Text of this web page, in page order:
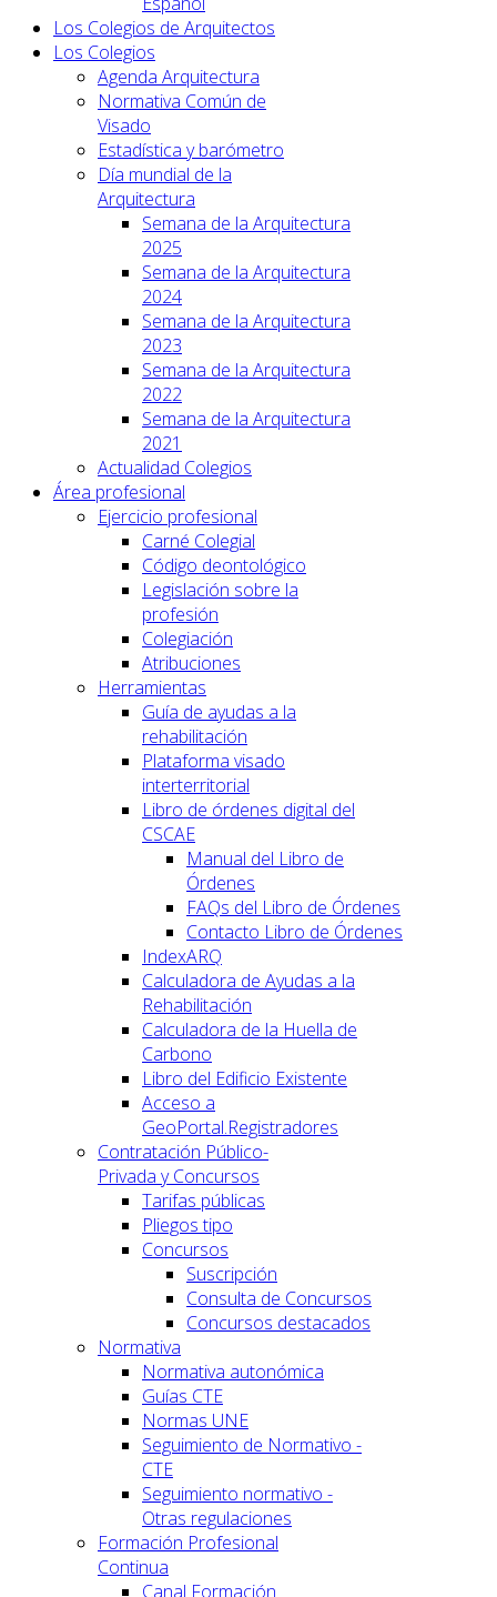
Los Colegios de Arquitectos
Los Colegios
Agenda Arquitectura
Normativa Común de
Visado
Estadística y barómetro
Día mundial de la
Arquitectura
Semana de la Arquitectura
2025
Semana de la Arquitectura
2024
Semana de la Arquitectura
2023
Semana de la Arquitectura
2022
Semana de la Arquitectura
2021
Actualidad Colegios
Área profesional
Ejercicio profesional
Carné Colegial
Código deontológico
Legislación sobre la
profesión
Colegiación
Atribuciones
Herramientas
Guía de ayudas a la
rehabilitación
Plataforma visado
interterritorial
Libro de órdenes digital del
CSCAE
Manual del Libro de
Órdenes
FAQs del Libro de Órdenes
Contacto Libro de Órdenes
IndexARQ
Calculadora de Ayudas a la
Rehabilitación
Calculadora de la Huella de
Carbono
Libro del Edificio Existente
Acceso a
GeoPortal.Registradores
Contratación Público-
Privada y Concursos
Tarifas públicas
Pliegos tipo
Concursos
Suscripción
Consulta de Concursos
Concursos destacados
Normativa
Normativa autonómica
Guías CTE
Normas UNE
Seguimiento de Normativo -
CTE
Seguimiento normativo -
Otras regulaciones
Formación Profesional
Continua
Canal Formación